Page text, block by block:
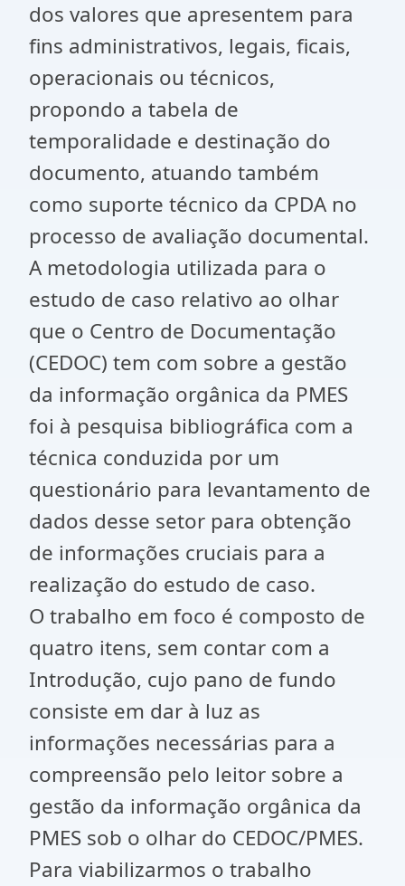
dos valores que apresentem para
fins administrativos, legais, ficais,
operacionais ou técnicos,
propondo a tabela de
temporalidade e destinação do
documento, atuando também
como suporte técnico da CPDA no
processo de avaliação documental.
A metodologia utilizada para o
estudo de caso relativo ao olhar
que o Centro de Documentação
(CEDOC) tem com sobre a gestão
da informação orgânica da PMES
foi à pesquisa bibliográfica com a
técnica conduzida por um
questionário para levantamento de
dados desse setor para obtenção
de informações cruciais para a
realização do estudo de caso.
O trabalho em foco é composto de
quatro itens, sem contar com a
Introdução, cujo pano de fundo
consiste em dar à luz as
informações necessárias para a
compreensão pelo leitor sobre a
gestão da informação orgânica da
PMES sob o olhar do CEDOC/PMES.
Para viabilizarmos o trabalho